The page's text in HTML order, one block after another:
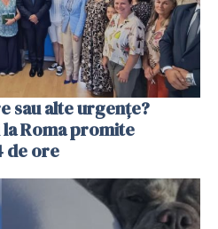
sau alte urgențe?
Roma promite
de ore